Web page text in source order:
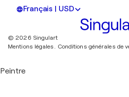
Français | USD
© 2026 Singulart
Mentions légales. Conditions générales de
Peintre